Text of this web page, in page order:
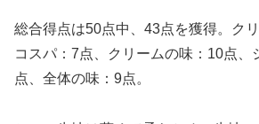
総合得点は50点中、43点を獲得。ク
コスパ：7点、クリームの味：10点、
点、全体の味：9点。